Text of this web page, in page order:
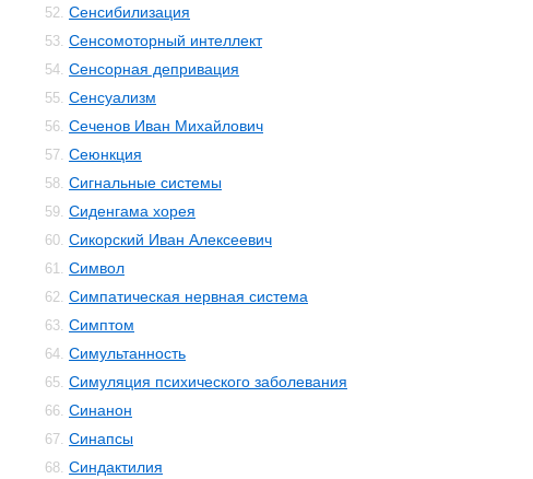
52. Сенсибилизация
53. Сенсомоторный интеллект
54. Сенсорная депривация
55. Сенсуализм
56. Сеченов Иван Михайлович
57. Сеюнкция
58. Сигнальные системы
59. Сиденгама хорея
60. Сикорский Иван Алексеевич
61. Символ
62. Симпатическая нервная система
63. Симптом
64. Симультанность
65. Симуляция психического заболевания
66. Синанон
67. Синапсы
68. Синдактилия